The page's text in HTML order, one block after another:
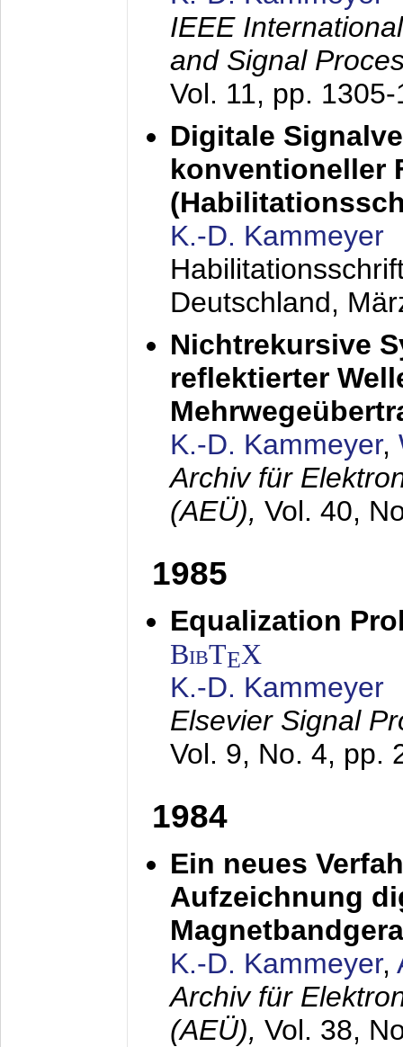
IEEE
and Signal
Vol. 11, pp.
Digitale
konventioneller
K.-D. Kammeyer
Deutschland,
Nichtrekursive
reflektierter
K.-D. Kammeyer,
Archiv für
(AEÜ), Vol. 40,
1985
Equalization
BibTEX
K.-D. Kammeyer
Elsevier Signal
Vol. 9, No. 4, pp.
1984
Ein neues
Aufzeichnung
K.-D. Kammeyer,
Archiv für
(AEÜ), Vol. 38,